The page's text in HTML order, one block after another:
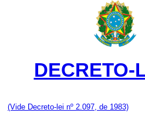
DECRETO-
(Vide Decreto-lei nº 2.097, de 1983)